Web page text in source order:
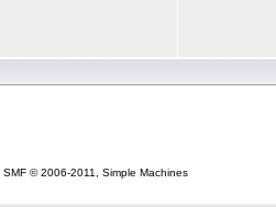
SMF © 2006-2011, Simple Machines